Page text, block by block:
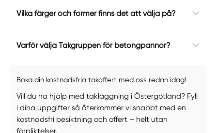
Vilka färger och former finns det att välja på?
Varför välja Takgruppen för betongpannor?
Boka din kostnadsfria takoffert med oss redan idag!
Vill du ha hjälp med takläggning i Östergötland? Fyll
i dina uppgifter så återkommer vi snabbt med en
kostnadsfri besiktning och offert – helt utan
förpliktelser.